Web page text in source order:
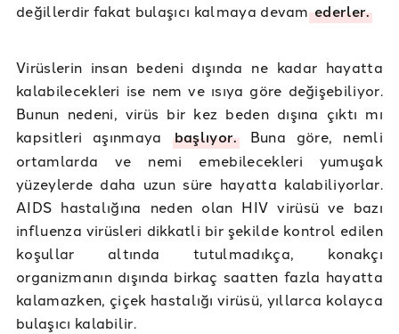
değillerdir fakat bulaşıcı kalmaya devamederler.
Virüslerin insan bedeni dışında ne kadar hayatta
kalabilecekleri ise nem ve ısıya göre değişebiliyor.
Bunun nedeni, virüs bir kez beden dışına çıktı mı
kapsitleri aşınmaya başlıyor.Buna göre, nemli
ortamlarda ve nemi emebilecekleri yumuşak
yüzeylerde daha uzun süre hayatta kalabiliyorlar.
AIDS hastalığına neden olan HIV virüsü ve bazı
influenza virüsleri dikkatli bir şekilde kontrol edilen
koşullar altında tutulmadıkça, konakçı
organizmanın dışında birkaç saatten fazla hayatta
kalamazken, çiçek hastalığı virüsü, yıllarca kolayca
bulaşıcı kalabilir.